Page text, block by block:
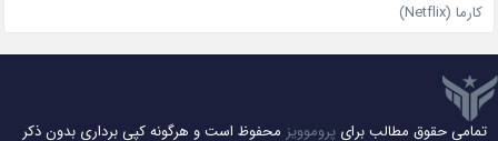
کارما (Netflix)
تمامی حقوق مطالب برای پروموویز محفوظ است و هرگونه کپی برداری بدون ذکر